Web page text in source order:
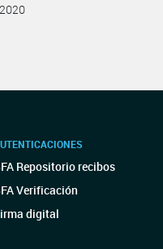
Repositorio recibos
Verificación
digital